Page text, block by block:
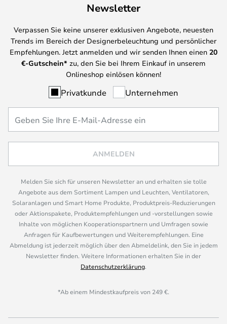
Newsletter
Verpassen Sie keine unserer exklusiven Angebote, neuesten
Trends im Bereich der Designerbeleuchtung und persönlicher
Empfehlungen. Jetzt anmelden und wir senden Ihnen einen 20
€-Gutschein* zu, den Sie bei Ihrem Einkauf in unserem
Onlineshop einlösen können!
Privatkunde Unternehmen
ANMELDEN
Melden Sie sich für unseren Newsletter an und erhalten sie tolle
Angebote aus dem Sortiment Lampen und Leuchten, Ventilatoren,
Solaranlagen und Smart Home Produkte, Produktpreis-Reduzierungen
oder Aktionspakete, Produktempfehlungen und -vorstellungen sowie
Inhalte von möglichen Kooperationspartnern und Umfragen sowie
Anfragen für Kaufbewertungen und Weiterempfehlungen. Eine
Abmeldung ist jederzeit möglich über den Abmeldelink, den Sie in jedem
Newsletter finden. Weitere Informationen erhalten Sie in der
Datenschutzerklärung.
*Ab einem Mindestkaufpreis von 249 €.